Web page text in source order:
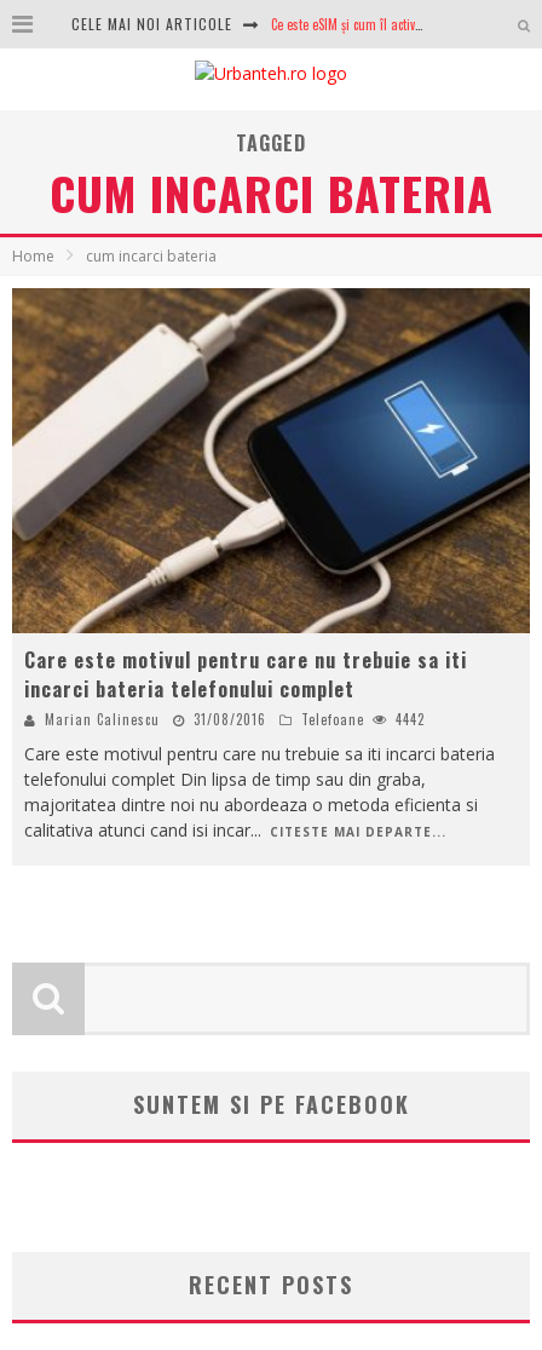
CELE MAI NOI ARTICOLE Ce este eSIM și cum îl activezi pe telefon? Ghid complet pentru Android și iPhone
GoPro revine în competiție: Mission One este răspunsul pe care DJI nu îl aștepta
NVIDIA avertizează: memoria RAM și SSD-urile ar putea deveni și mai scumpe în perioada următoare
GTA VI poate fi precomandat oficial. Rockstar dezvăluie edițiile oficiale și bonusurile pe care le primești
TAGGED
CUM INCARCI BATERIA
Home cum incarci bateria
Care este motivul pentru care nu trebuie sa iti
incarci bateria telefonului complet
Marian Calinescu 31/08/2016 Telefoane 4442
Care este motivul pentru care nu trebuie sa iti incarci bateria
telefonului complet Din lipsa de timp sau din graba,
majoritatea dintre noi nu abordeaza o metoda eficienta si
calitativa atunci cand isi incar... CITESTE MAI DEPARTE...
SUNTEM SI PE FACEBOOK
RECENT POSTS